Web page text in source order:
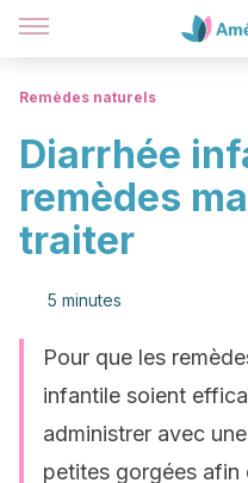
Remèdes naturels
Diarrhée
remèdes
traiter
5 minutes
Pour que les
infantile soient
administrer avec
petites gorgées afin